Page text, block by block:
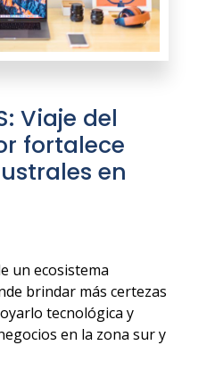
Viaje del
fortalece
en
un ecosistema
brindar más certezas
tecnológica y
en la zona sur y